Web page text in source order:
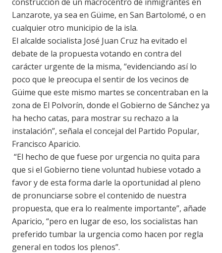
Lanzarote, ya sea en Güime, en San Bartolomé, o en
cualquier otro municipio de la isla.
El alcalde socialista José Juan Cruz ha evitado el
debate de la propuesta votando en contra del
carácter urgente de la misma, “evidenciando así lo
poco que le preocupa el sentir de los vecinos de
Güime que este mismo martes se concentraban en la
zona de El Polvorín, donde el Gobierno de Sánchez ya
ha hecho catas, para mostrar su rechazo a la
instalación”, señala el concejal del Partido Popular,
Francisco Aparicio.
“El hecho de que fuese por urgencia no quita para
que si el Gobierno tiene voluntad hubiese votado a
favor y de esta forma darle la oportunidad al pleno
de pronunciarse sobre el contenido de nuestra
propuesta, que era lo realmente importante”, añade
Aparicio, “pero en lugar de eso, los socialistas han
preferido tumbar la urgencia como hacen por regla
general en todos los plenos”.